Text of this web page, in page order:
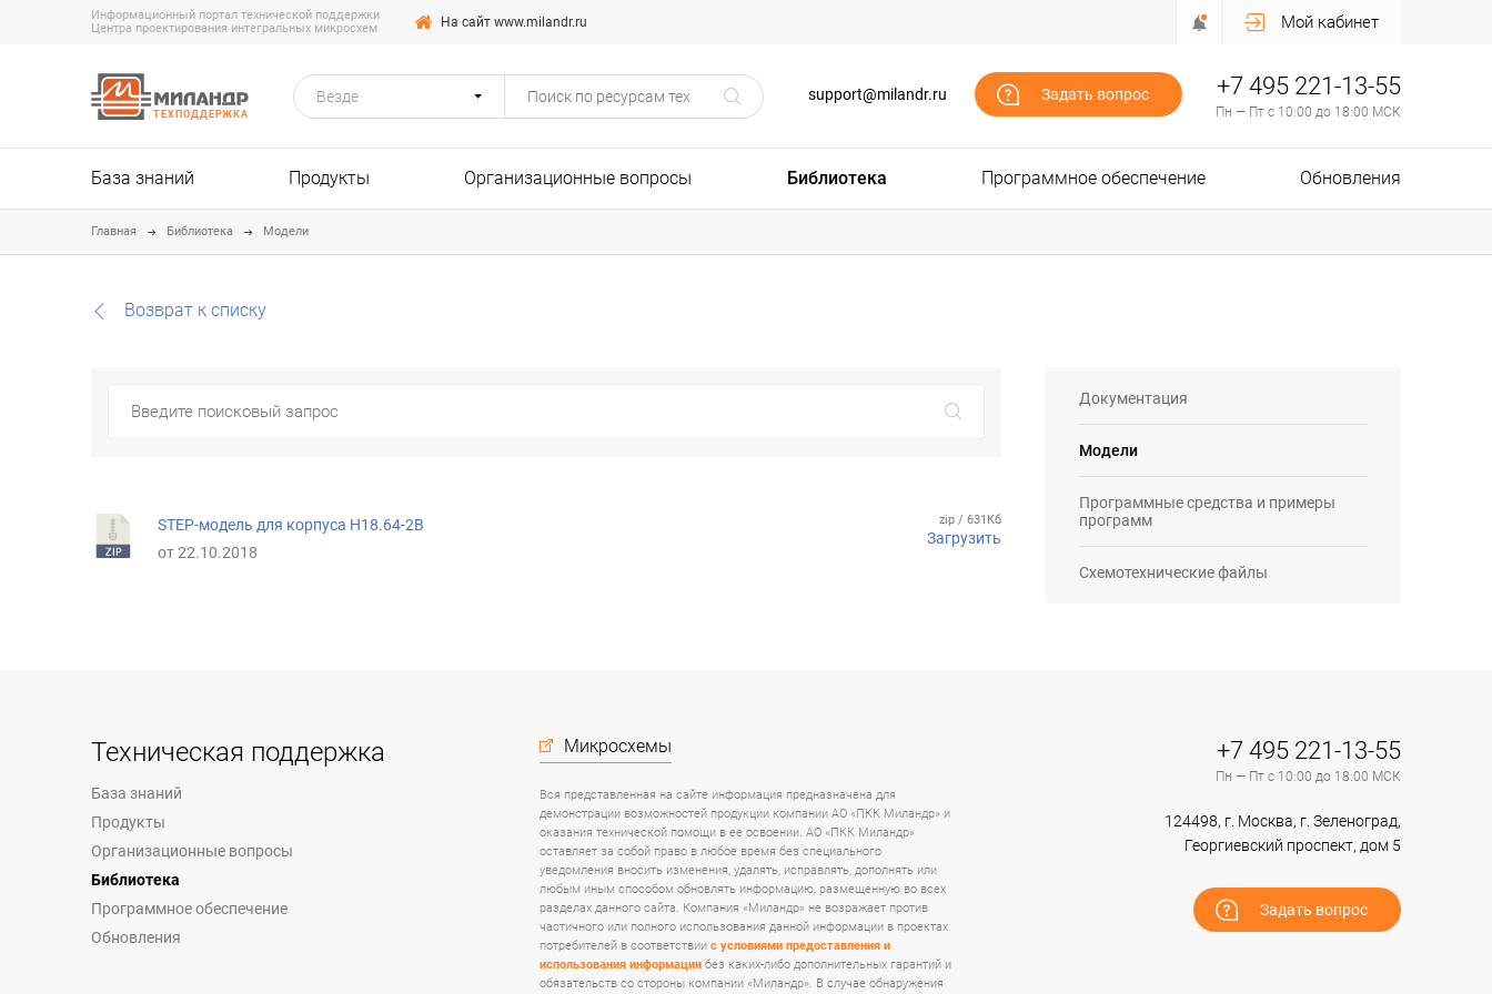
Информационный портал технической поддержки
Центра проектирования интегральных микросхем
На сайт www.milandr.ru Мой кабинет
ТЕХПОДДЕРЖКА
Везде support@milandr.ru Задать вопрос +7 495 221-13-55
Пн — Пт с 10:00 до 18:00 МСК
База знаний Продукты Организационные вопросы Библиотека Программное обеспечение Обновления
Главная Библиотека Модели
Возврат к списку
STEP-модель для корпуса Н18.64-2В
от 22.10.2018
zip / 631Кб
Загрузить
Документация
Модели
Программные средства и примеры
программ
Схемотехнические файлы
Техническая поддержка
База знаний
Продукты
Организационные вопросы
Библиотека
Программное обеспечение
Обновления
Микросхемы
Вся представленная на сайте информация предназначена для
демонстрации возможностей продукции компании АО «ПКК Миландр» и
оказания технической помощи в ее освоении. АО «ПКК Миландр»
оставляет за собой право в любое время без специального
уведомления вносить изменения, удалять, исправлять, дополнять или
любым иным способом обновлять информацию, размещенную во всех
разделах данного сайта. Компания «Миландр» не возражает против
частичного или полного использования данной информации в проектах
потребителей в соответствии с условиями предоставления и
использования информации без каких-либо дополнительных гарантий и
обязательств со стороны компании «Миландр». В случае обнаружения
+7 495 221-13-55
Пн — Пт с 10:00 до 18:00 МСК
124498, г. Москва, г. Зеленоград,
Георгиевский проспект, дом 5
Задать вопрос